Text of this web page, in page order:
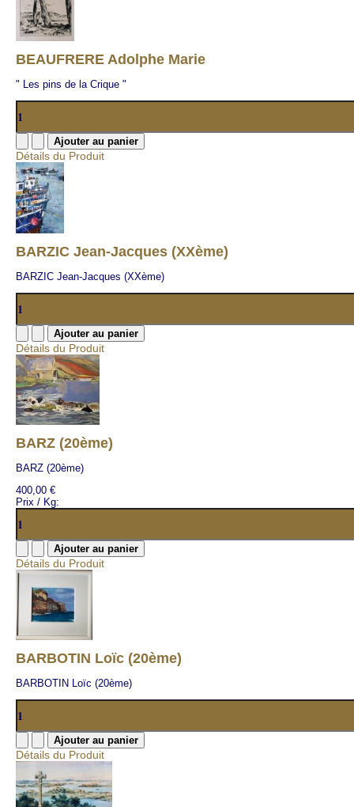
BEAUFRERE Adolphe Marie
" Les pins de la Crique "
Détails du Produit
BARZIC Jean-Jacques (XXème)
BARZIC Jean-Jacques (XXème)
Détails du Produit
BARZ (20ème)
BARZ (20ème)
400,00 €
Prix / Kg:
Détails du Produit
BARBOTIN Loïc (20ème)
BARBOTIN Loïc (20ème)
Détails du Produit